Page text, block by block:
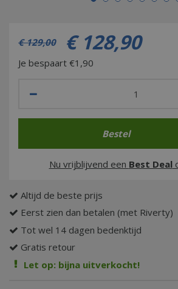
€ 129,00 € 128,90
Je bespaart €1,90
Nu vrijblijvend een Best Deal
Altijd de beste prijs
Eerst zien dan betalen (met Riverty)
Tot wel 14 dagen bedenktijd
Gratis retour
Let op: bijna uitverkocht!